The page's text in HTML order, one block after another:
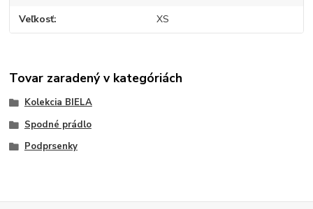
Veľkosť XS
Tovar zaradený v kategóriách
Kolekcia BIELA
Spodné prádlo
Podprsenky